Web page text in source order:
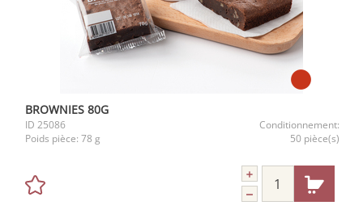
BROWNIES 80G
ID 25086
Conditionnement:
Poids pièce: 78 g 50 pièce(s)